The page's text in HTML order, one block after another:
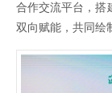
合作交流平台，搭
双向赋能，共同绘